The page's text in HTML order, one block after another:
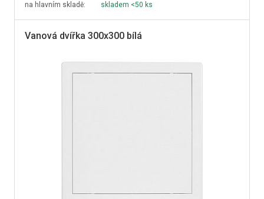
na hlavním skladě:
skladem <50 ks
Vanová dvířka 300x300 bílá